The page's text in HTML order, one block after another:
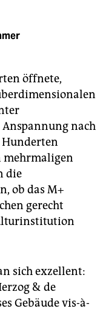
öffnete,
nach
Hunderten
mehrmaligen
die
ob das M+
gerecht
sich exzellent:
& de
Gebäude vis-à-